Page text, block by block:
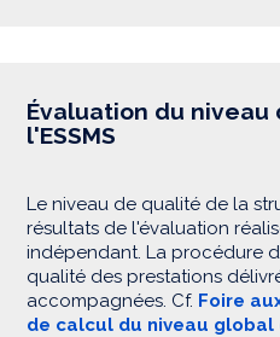
Évaluation du
l'ESSMS
Le niveau de qualité de la
résultats de l'évaluation
indépendant. La procédure
qualité des prestations
accompagnées. Cf. Foire
de calcul du niveau